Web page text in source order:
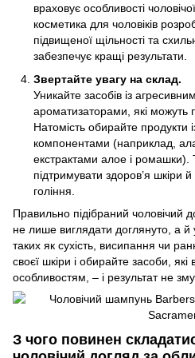
враховує особливості
косметика для чоловіків
підвищеної щільності та
забезпечує кращі результати.
Звертайте увагу на склад.
Уникайте засобів із
ароматизаторами, які можуть
Натомість обирайте продукти
компонентами (наприклад,
екстрактами алое і ромашки).
підтримувати здоров’я шкіри
гоління.
Правильно підібраний чоловічий
не лише виглядати доглянуто, а й
таких як сухість, висипання чи
своєї шкіри і обирайте засоби, які
особливостям, – і результат не
З чого повинен